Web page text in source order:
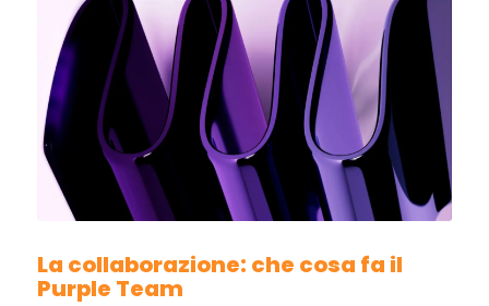
La collaborazione: che cosa fa il
Purple Team